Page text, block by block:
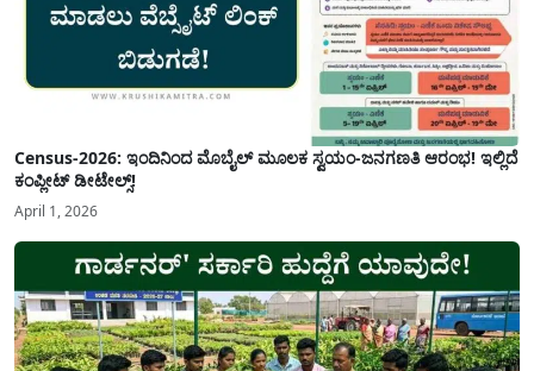
Census-2026: ಇಂದಿನಿಂದ ಮೊಬೈಲ್ ಮೂಲಕ ಸ್ವಯಂ-ಜನಗಣತಿ ಆರಂಭ! ಇಲ್ಲಿದೆ
ಕಂಪ್ಲೀಟ್ ಡೀಟೇಲ್ಸ್!
April 1, 2026